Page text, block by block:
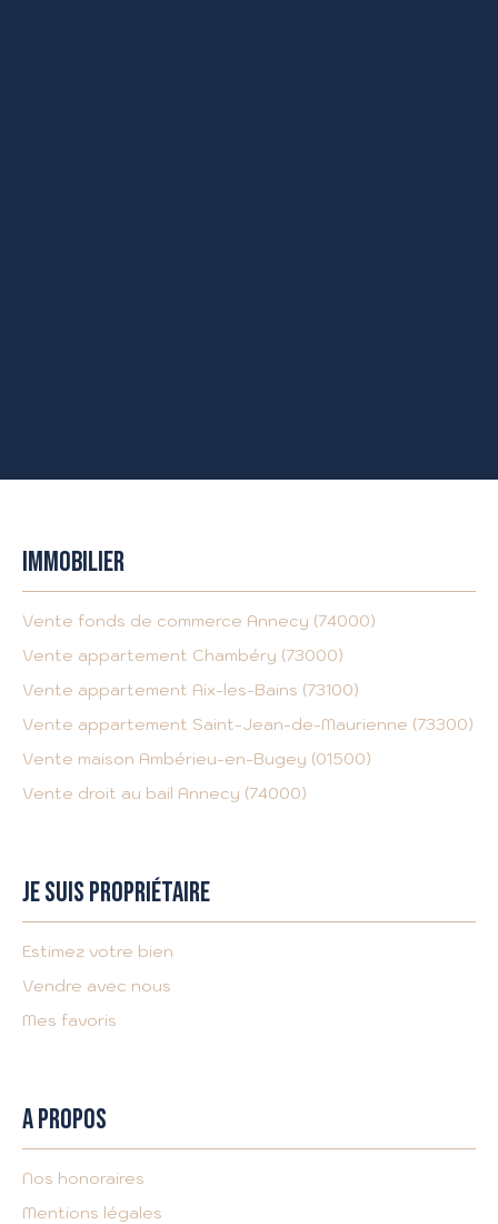
IMMOBILIER
Vente fonds de commerce Annecy (74000)
Vente appartement Chambéry (73000)
Vente appartement Aix-les-Bains (73100)
Vente appartement Saint-Jean-de-Maurienne (73300)
Vente maison Ambérieu-en-Bugey (01500)
Vente droit au bail Annecy (74000)
JE SUIS PROPRIÉTAIRE
Estimez votre bien
Vendre avec nous
Mes favoris
A PROPOS
Nos honoraires
Mentions légales